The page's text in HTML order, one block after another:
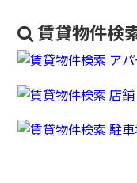
賃貸物件検